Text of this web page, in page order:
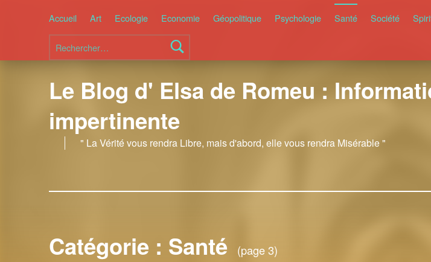
Rechercher :
Accueil Art Ecologie Economie Géopolitique Psychologie Santé Société
Le Blog d' Elsa de Romeu :
impertinente
" La Vérité vous rendra Libre, mais d'abord, elle vous rendra Misérable "
Catégorie : Santé (page 3)